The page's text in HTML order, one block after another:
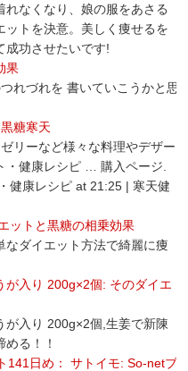
なくなり、娘の服をあさる
ットを決意。美しく痩せるを
成功させたいです!
果
れづれを 書いていこうかと思
糖寒天
リーなど様々な料理やデザー
・健康レシピ … 購入ページ.
健康レシピ at 21:25 | 寒天健
ットと黒糖の相乗効果
なダイエット方法で綺麗に痩
が入り 200g×2個: そのダイエ
が入り 200g×2個,生姜で新陳
る！！
141日め： サトイモ: So-netブ